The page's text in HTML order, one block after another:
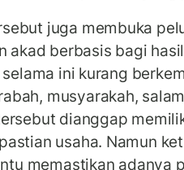
juga membuka
akad berbasis bagi
ini kurang
musyarakah,
dianggap
usaha. Namun
memastikan adanya